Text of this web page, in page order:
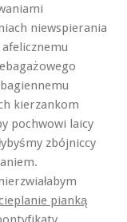
niewspierania
afelicznemu
kierzankom
pochwowi laicy
zbójniccy
pianką